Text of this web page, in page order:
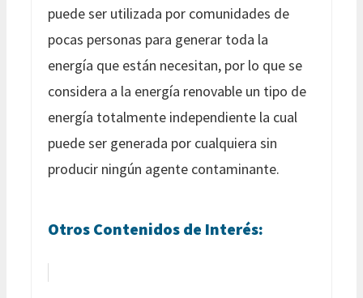
puede ser utilizada por comunidades de
pocas personas para generar toda la
energía que están necesitan, por lo que se
considera a la energía renovable un tipo de
energía totalmente independiente la cual
puede ser generada por cualquiera sin
producir ningún agente contaminante.
Otros Contenidos de Interés: